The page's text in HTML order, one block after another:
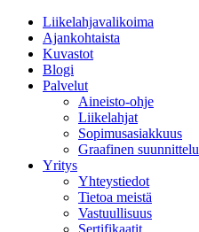
Liikelahjavalikoima
Ajankohtaista
Kuvastot
Blogi
Palvelut
Aineisto-ohje
Liikelahjat
Sopimusasiakkuus
Graafinen suunnittelu
Yritys
Yhteystiedot
Tietoa meistä
Vastuullisuus
Sertifikaatit